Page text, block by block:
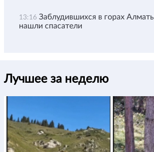
13:16 Заблудившихся в горах
нашли спасатели
Лучшее за неделю